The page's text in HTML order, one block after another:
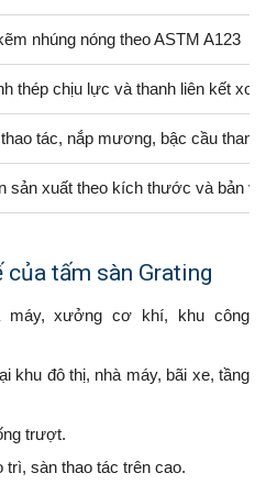
nhúng nóng theo ASTM A123
thép chịu lực và thanh liên kết
tác, nắp mương, bậc cầu
sản xuất theo kích thước và bản
tấm sàn Grating
máy, xưởng cơ khí, khu công
khu đô thị, nhà máy, bãi xe, tầng
trượt.
trì, sàn thao tác trên cao.